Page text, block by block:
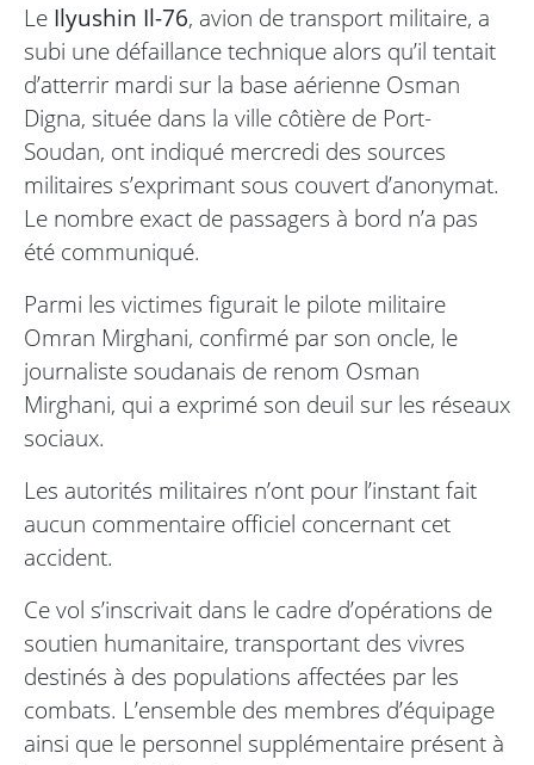
Le Ilyushin Il-76, avion de transport militaire, a
subi une défaillance technique alors qu’il tentait
d’atterrir mardi sur la base aérienne Osman
Digna, située dans la ville côtière de Port-
Soudan, ont indiqué mercredi des sources
militaires s’exprimant sous couvert d’anonymat.
Le nombre exact de passagers à bord n’a pas
été communiqué.
Parmi les victimes figurait le pilote militaire
Omran Mirghani, confirmé par son oncle, le
journaliste soudanais de renom Osman
Mirghani, qui a exprimé son deuil sur les réseaux
sociaux.
Les autorités militaires n’ont pour l’instant fait
aucun commentaire officiel concernant cet
accident.
Ce vol s’inscrivait dans le cadre d’opérations de
soutien humanitaire, transportant des vivres
destinés à des populations affectées par les
combats. L’ensemble des membres d’équipage
ainsi que le personnel supplémentaire présent à